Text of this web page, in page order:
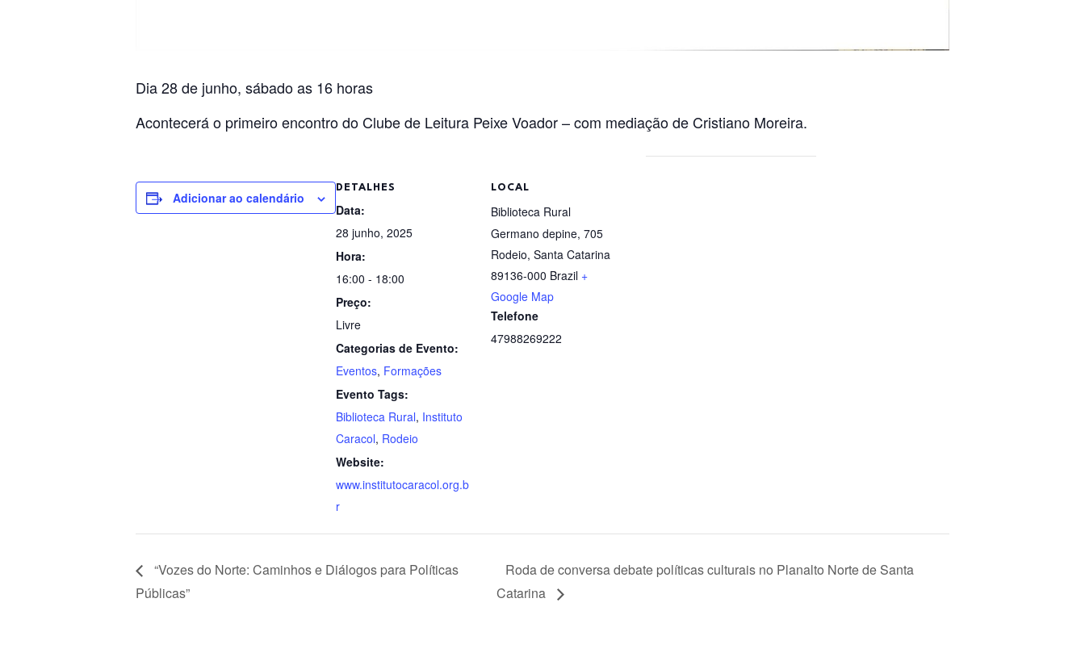
Dia 28 de junho, sábado as 16 horas
Acontecerá o primeiro encontro do Clube de Leitura Peixe Voador – com mediação de Cristiano Moreira.
Adicionar ao calendário
DETALHES
Data:
28 junho, 2025
Hora:
16:00 - 18:00
Preço:
Livre
Categorias de Evento:
Eventos, Formações
Evento Tags:
Biblioteca Rural, Instituto
Caracol, Rodeio
Website:
www.institutocaracol.org.b
r
LOCAL
Biblioteca Rural
Germano depine, 705
Rodeio, Santa Catarina
89136-000 Brazil +
Google Map
Telefone
47988269222
“Vozes do Norte: Caminhos e Diálogos para Políticas
Públicas”
Roda de conversa debate políticas culturais no Planalto Norte de Santa
Catarina